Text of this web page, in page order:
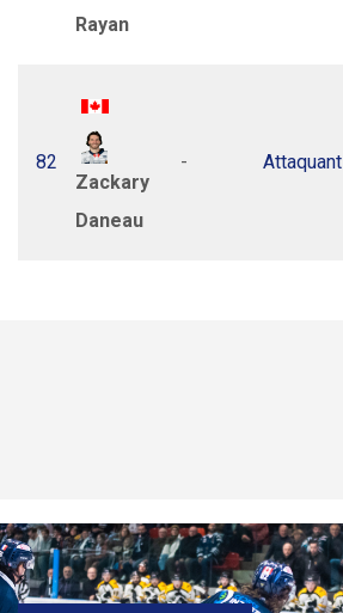
Rayan
82
Zackary
Daneau
- Attaquant